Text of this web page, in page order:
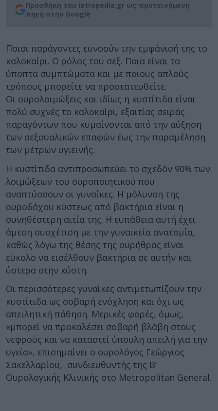
Προσθήκη του iatropedia.gr ως προτεινόμενη
πηγή στην Google
Ποιοι παράγοντες ευνοούν την εμφάνισή της το
καλοκαίρι. Ο ρόλος του σεξ. Ποια είναι τα
ύποπτα συμπτώματα και με ποιους απλούς
τρόπους μπορείτε να προστατευθείτε.
Οι ουρολοιμώξεις και ιδίως η κυστίτιδα είναι
πολύ συχνές το καλοκαίρι, εξαιτίας σειράς
παραγόντων που κυμαίνονται από την αύξηση
των σεξουαλικών επαφών έως την παραμέληση
των μέτρων υγιεινής.
Η κυστίτιδα αντιπροσωπεύει το σχεδόν 90% των
λοιμώξεων του ουροποιητικού που
αναπτύσσουν οι γυναίκες. Η μόλυνση της
ουροδόχου κύστεως από βακτήρια είναι η
συνηθέστερη αιτία της. Η ευπάθεια αυτή έχει
άμεση συσχέτιση με την γυναικεία ανατομία,
καθώς λόγω της θέσης της ουρήθρας είναι
εύκολο να εισέλθουν βακτήρια σε αυτήν και
ύστερα στην κύστη.
Οι περισσότερες γυναίκες αντιμετωπίζουν την
κυστίτιδα ως σοβαρή ενόχληση και όχι ως
απειλητική πάθηση. Μερικές φορές, όμως,
«μπορεί να προκαλέσει σοβαρή βλάβη στους
νεφρούς και να καταστεί ύπουλη απειλή για την
υγεία», επισημαίνει ο ουρολόγος Γεώργιος
Σακελλαρίου, συνδιευθυντής της Β’
Ουρολογικής Κλινικής στο Metropolitan General.